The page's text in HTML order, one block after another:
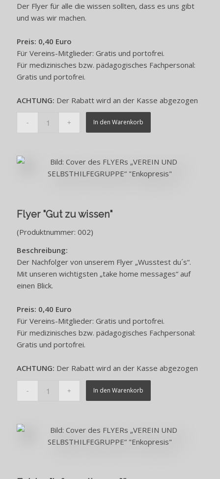
Der Flyer für alle die wissen sollten, dass es uns gibt
und was wir machen.
Preis: 0,40 Euro
Für Vereins-Mitglieder: Gratis und portofrei.
Für medizinisches bzw. pädagogisches Fachpersonal:
Gratis und portofrei.
ACHTUNG: Der Rabatt wird an der Kasse abgezogen
In den Warenkorb
Flyer "Gut zu wissen"
(Produktnummer: 002)
Beschreibung:
Der Nachfolger von unserem Flyer „Wusstest du´s“.
Mit unseren wichtigsten „take home messages“ auf
einen Blick.
Preis: 0,40 Euro
Für Vereins-Mitglieder: Gratis und portofrei.
Für medizinisches bzw. pädagogisches Fachpersonal:
Gratis und portofrei.
ACHTUNG: Der Rabatt wird an der Kasse abgezogen
In den Warenkorb